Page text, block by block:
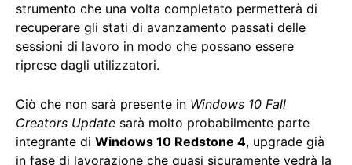
strumento che una volta completato permetterà di
recuperare gli stati di avanzamento passati delle
sessioni di lavoro in modo che possano essere
riprese dagli utilizzatori.
Ciò che non sarà presente in Windows 10 Fall
Creators Update sarà molto probabilmente parte
integrante di Windows 10 Redstone 4, upgrade già
in fase di lavorazione che quasi sicuramente vedrà la